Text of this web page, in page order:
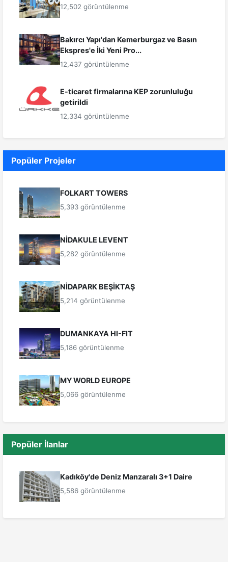
12,502 görüntülenme
Bakırcı Yapı'dan Kemerburgaz ve Basın
Ekspres'e İki Yeni Pro...
12,437 görüntülenme
E-ticaret firmalarına KEP zorunluluğu
getirildi
12,334 görüntülenme
Popüler Projeler
FOLKART TOWERS
5,393 görüntülenme
NİDAKULE LEVENT
5,282 görüntülenme
NİDAPARK BEŞİKTAŞ
5,214 görüntülenme
DUMANKAYA HI-FIT
5,186 görüntülenme
MY WORLD EUROPE
5,066 görüntülenme
Popüler İlanlar
Kadıköy'de Deniz Manzaralı 3+1 Daire
5,586 görüntülenme